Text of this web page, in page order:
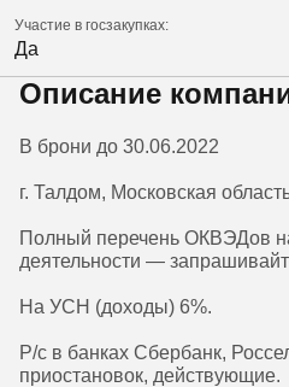
Участие в госзакупках:
Да
Описание
В брони до 30.06.2022
г. Талдом, Московская
Полный перечень ОКВЭДов
деятельности —
На УСН (доходы) 6%.
Р/с в банках Сбербанк,
приостановок, действующие.